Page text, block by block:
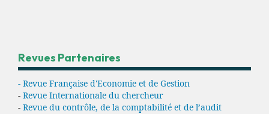
Revues Partenaires
- Revue Française d'Economie et de Gestion
- Revue Internationale du chercheur
- Revue du contrôle, de la comptabilité et de l’audit